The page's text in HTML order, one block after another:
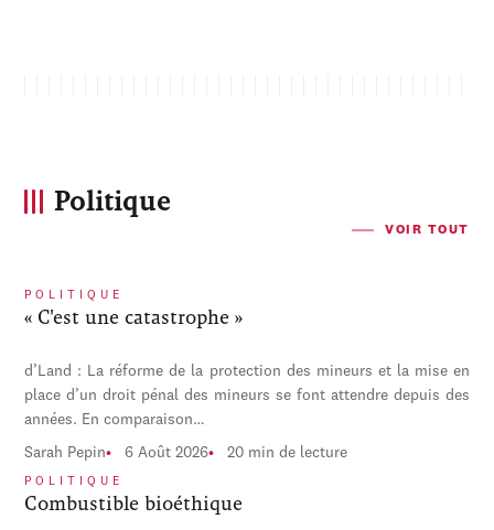
Politique
VOIR TOUT
POLITIQUE
« C'est une catastrophe »
d’Land : La réforme de la protection des mineurs et la mise en
place d’un droit pénal des mineurs se font attendre depuis des
années. En comparaison…
Sarah Pepin 6 Août 2026 20 min de lecture
POLITIQUE
Combustible bioéthique